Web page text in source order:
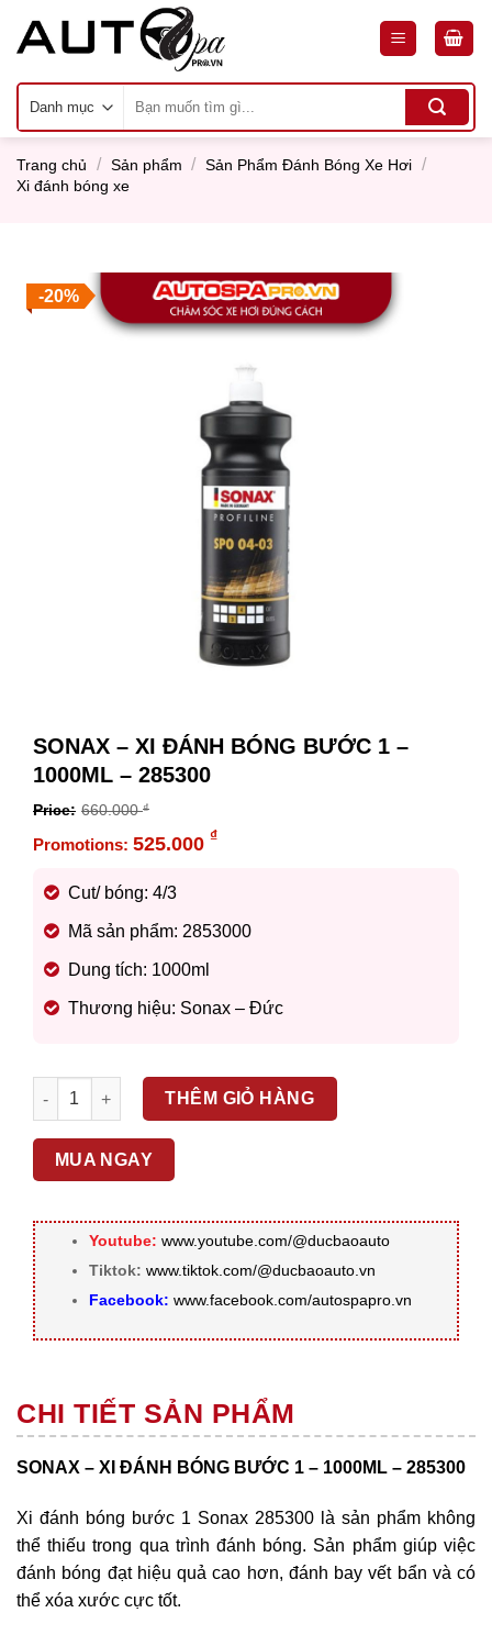
kiếm:
Trang chủ / Sản phẩm / Sản Phẩm Đánh Bóng Xe Hơi /
Xi đánh bóng xe
-20%
SONAX – XI ĐÁNH BÓNG BƯỚC 1 –
1000ML – 285300
660.000₫
Original
was:
660.000 ₫.
525.000 ₫
price
is:
525.000 ₫.
Cut/ bóng: 4/3
Mã sản phẩm: 2853000
Dung tích: 1000ml
Thương hiệu: Sonax – Đức
SONAX – XI ĐÁNH BÓNG BƯỚC 1 – 1000ML – 285300 số
THÊM GIỎ HÀNG
MUA NGAY
Youtube: www.youtube.com/@ducbaoauto
Tiktok: www.tiktok.com/@ducbaoauto.vn
Facebook: www.facebook.com/autospapro.vn
CHI TIẾT SẢN PHẨM
SONAX – XI ĐÁNH BÓNG BƯỚC 1 – 1000ML – 285300
Xi đánh bóng bước 1 Sonax 285300 là sản phẩm không
thể thiếu trong qua trình đánh bóng. Sản phẩm giúp việc
đánh bóng đạt hiệu quả cao hơn, đánh bay vết bẩn và có
thể xóa xước cực tốt.